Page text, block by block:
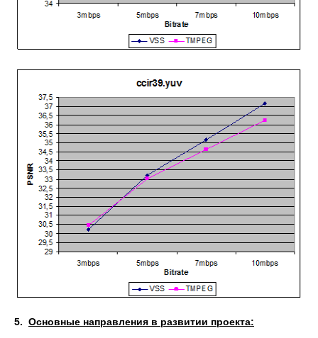
5. Основные направления в развитии проекта: